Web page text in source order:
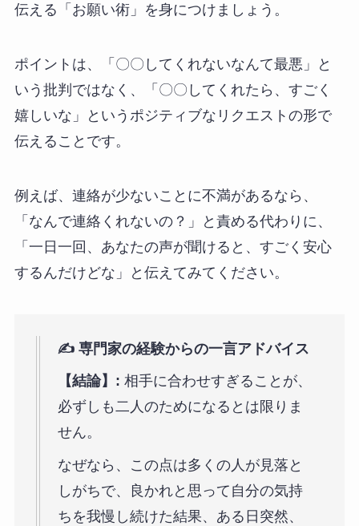
伝える「お願い術」を身につけましょう。
ポイントは、「〇〇してくれないなんて最悪」と
いう批判ではなく、「〇〇してくれたら、すごく
嬉しいな」というポジティブなリクエストの形で
伝えることです。
例えば、連絡が少ないことに不満があるなら、
「なんで連絡くれないの？」と責める代わりに、
「一日一回、あなたの声が聞けると、すごく安心
するんだけどな」と伝えてみてください。
✍️ 専門家の経験からの一言アドバイス
【結論】: 相手に合わせすぎることが、
必ずしも二人のためになるとは限りま
せん。
なぜなら、この点は多くの人が見落と
しがちで、良かれと思って自分の気持
ちを我慢し続けた結果、ある日突然、